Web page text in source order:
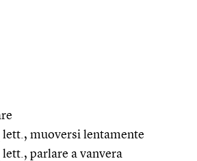
lett., muoversi lentamente
lett., parlare a vanvera